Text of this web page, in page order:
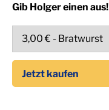
Gib Holger einen aus!